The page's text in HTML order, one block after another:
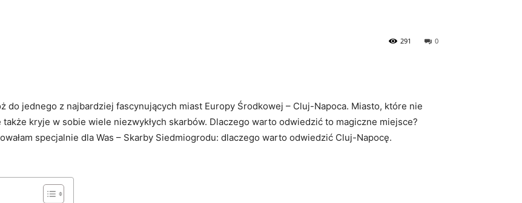
0
291
do ⁤jednego z najbardziej fascynujących miast Europy Środkowej – Cluj-Napoca. Miasto,​ które nie
kryje w ‌sobie wiele niezwykłych skarbów. Dlaczego warto odwiedzić to magiczne miejsce?
specjalnie dla Was – Skarby Siedmiogrodu: dlaczego warto odwiedzić Cluj-Napocę.